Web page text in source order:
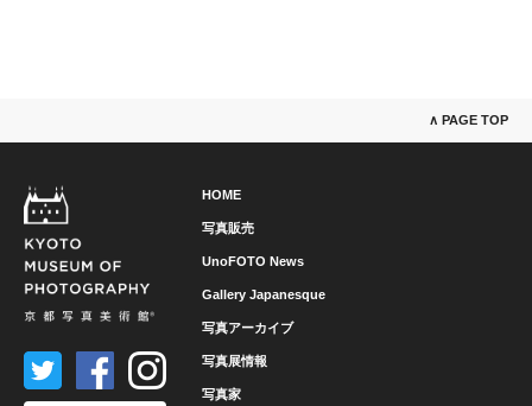
∧ PAGE TOP
HOME
写真販売
UnoFOTO News
Gallery Japanesque
写真アーカイブ
写真展情報
写真家